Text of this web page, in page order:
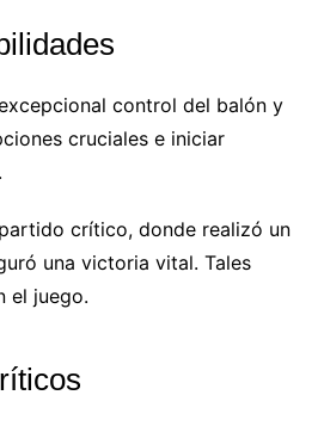
control del balón y
cruciales e iniciar
crítico, donde realizó un
una victoria vital. Tales
el juego.